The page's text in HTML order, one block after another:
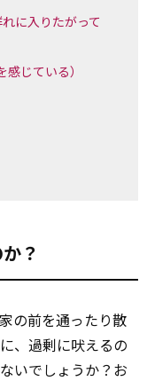
に入りたがって
じている）
？
の前を通ったり散
、過剰に吠えるの
いでしょうか？お